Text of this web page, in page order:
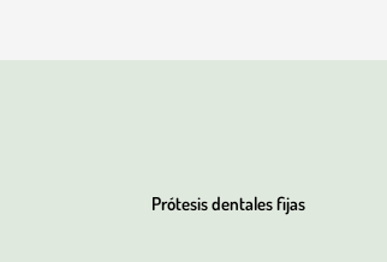
Prótesis dentales fijas